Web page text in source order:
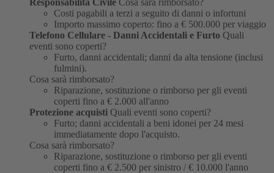
Costi pagabili a terzi a seguito di danni o infortuni
Importo massimo coperto: fino a € 500.000 per viaggio
Telefono Cellulare - Danni Accidentali e Furto Quali
eventi sono coperti?
Furto, danni accidentali; danni da alta tensione (inclusi
fulmini).
Cosa sarà rimborsato?
Riparazione, sostituzione o rimborso per gli eventi
coperti fino a € 2.000 all'anno
Protezione acquisti Quali eventi sono coperti?
Furto; danni accidentali a beni idonei per 24 mesi
immediatamente dopo l'acquisto.
Cosa sarà rimborsato?
Riparazione, sostituzione o rimborso per gli eventi
coperti fino a € 2.500 per sinistro / € 10.000 l'anno